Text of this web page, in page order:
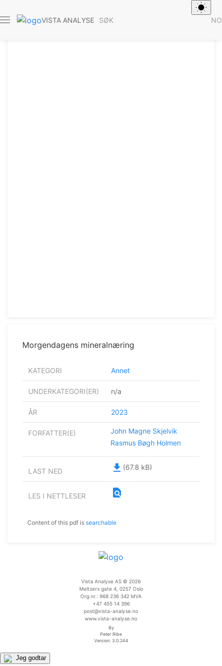
VISTA ANALYSE SØK NO
Morgendagens mineralnæring
KATEGORI Annet
UNDERKATEGORI(ER) n/a
ÅR 2023
FORFATTER(E)
John Magne Skjelvik
Rasmus Bøgh Holmen
LAST NED file_download (67.8 kB)
LES I NETTLESER find_in_page
Content of this pdf is searchable
Vista Analyse AS © 2026
Meltzers gate 4, 0257 Oslo
Org.nr.: 968 236 342 MVA
+47 455 14 396
post@vista-analyse.no
www.vista-analyse.no
By
Peter Ribe
Version: 3.0.244
Jeg godtar